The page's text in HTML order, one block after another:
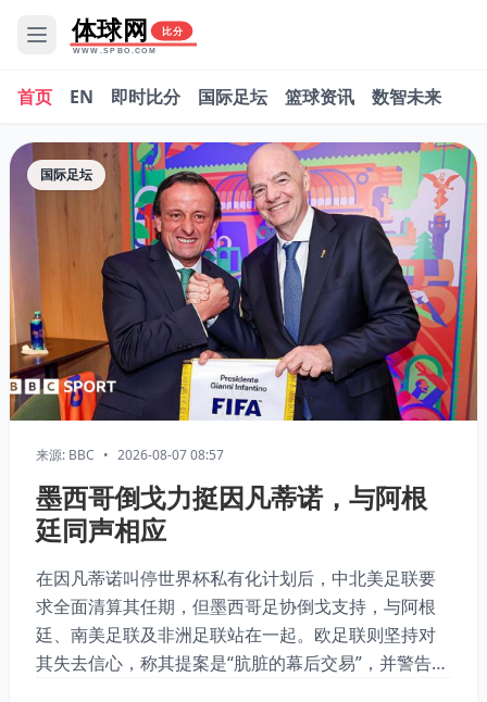
体球网 比分
WWW.SPBO.COM
首页 EN 即时比分 国际足坛 篮球资讯 数智未来
国际足坛
来源: BBC • 2026-08-07 08:57
墨西哥倒戈力挺因凡蒂诺，与阿根
廷同声相应
在因凡蒂诺叫停世界杯私有化计划后，中北美足联要
求全面清算其任期，但墨西哥足协倒戈支持，与阿根
廷、南美足联及非洲足联站在一起。欧足联则坚持对
其失去信心，称其提案是“肮脏的幕后交易”，并警告条